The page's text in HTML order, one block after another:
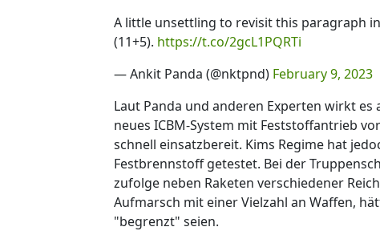
A little unsettling to revisit this paragraph
(11+5). https://t.co/2gcL1PQRTi
— Ankit Panda (@nktpnd) February 9, 2023
Laut Panda und anderen Experten wirkt
neues ICBM-System mit Feststoffantrieb
schnell einsatzbereit. Kims Regime hat
Festbrennstoff getestet. Bei der
zufolge neben Raketen verschiedener
Aufmarsch mit einer Vielzahl an Waffen,
"begrenzt" seien.